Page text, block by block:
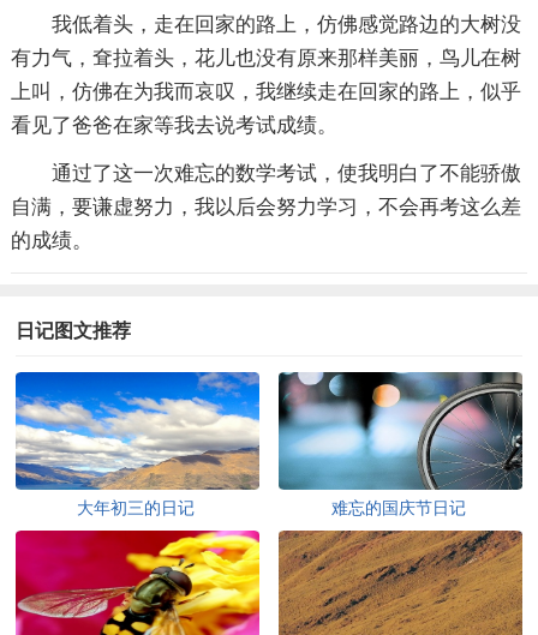
我低着头，走在回家的路上，仿佛感觉路边的大树没
有力气，耷拉着头，花儿也没有原来那样美丽，鸟儿在树
上叫，仿佛在为我而哀叹，我继续走在回家的路上，似乎
看见了爸爸在家等我去说考试成绩。
通过了这一次难忘的数学考试，使我明白了不能骄傲
自满，要谦虚努力，我以后会努力学习，不会再考这么差
的成绩。
日记图文推荐
大年初三的日记 难忘的国庆节日记